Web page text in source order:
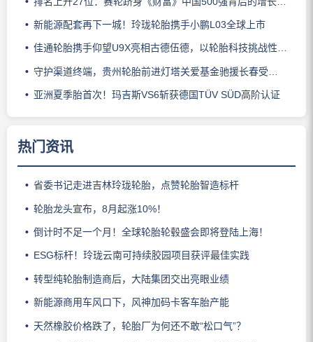
新能源配套再下一城！玲珑轮胎携手小鹏L03全球上市
佳通轮胎携手仰望U9X亮相古德伍德，以轮胎科技挑战性能边界
守护渠道终端，贵州轮胎前进灯塔关爱基金驰援长春受灾门店
亚洲夏季胎首次！玛吉斯VS6斩获德国TÜV SÜD高阶认证
热门资讯
省委书记走进吉林玲珑轮胎，点赞轮胎智造标杆
轮胎龙头宣布，8月起涨10%！
倒计时不足一个月！全球轮胎轮毂盛会即将登陆上海！
ESG标杆！玲珑云南可持续胶园项目获评最佳实践
转型纯轮胎制造商后，大陆集团交出亮眼业绩
新能源商用车风口下，风神加码卡客车胎产能
天然橡胶价格跌了，轮胎厂为何还不敢“松口气”？